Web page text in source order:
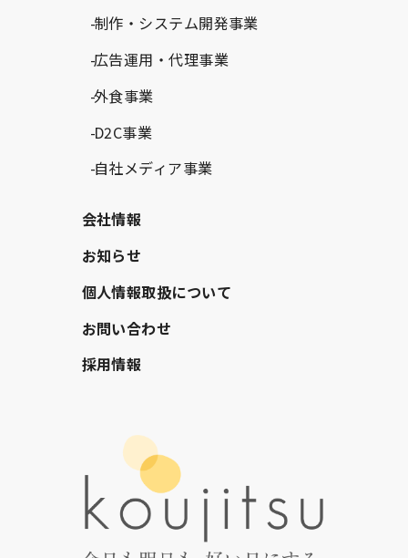
制作・システム開発事業
広告運用・代理事業
外食事業
D2C事業
自社メディア事業
会社情報
お知らせ
個人情報取扱について
お問い合わせ
採用情報